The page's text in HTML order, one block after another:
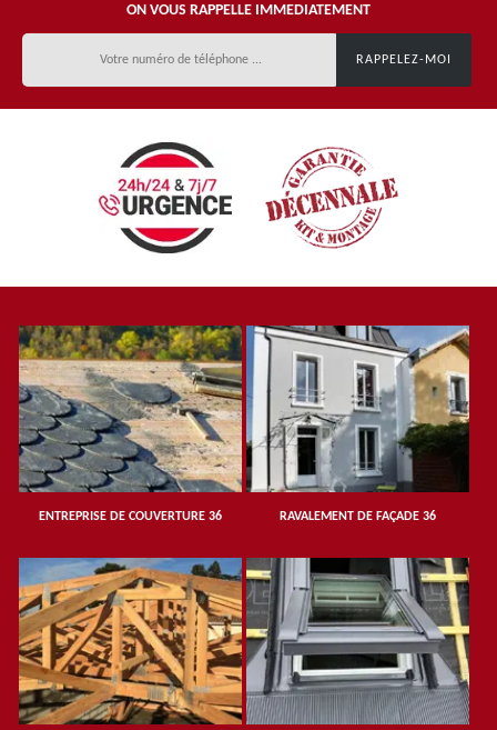
ON VOUS RAPPELLE IMMEDIATEMENT
ENTREPRISE DE COUVERTURE 36 RAVALEMENT DE FAÇADE 36